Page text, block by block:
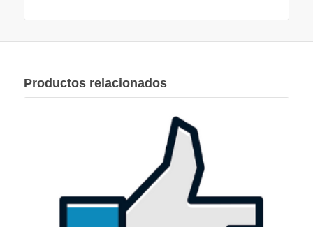
Productos relacionados